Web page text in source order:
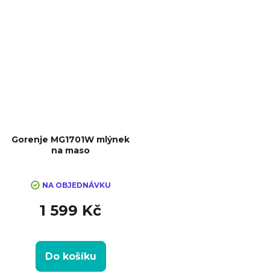
Gorenje MG1701W mlýnek
na maso
NA OBJEDNÁVKU
1 599 Kč
Do košíku